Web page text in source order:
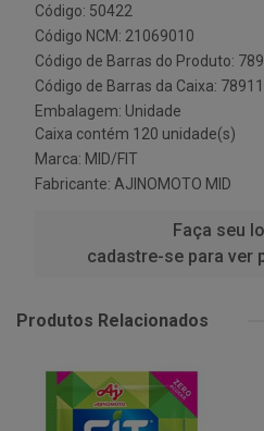
Código: 50422
Código NCM: 21069010
Código de Barras do Produto:
Código de Barras da Caixa:
Embalagem: Unidade
Caixa contém 120 unidade(s)
Marca: MID/FIT
Fabricante: AJINOMOTO MID
Faça seu
cadastre-se para ver
Produtos Relacionados